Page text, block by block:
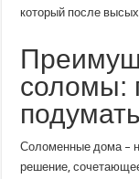
который после
соломы:
Соломенные дома –
решение,